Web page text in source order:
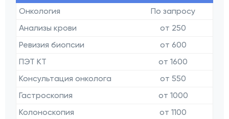
Онкология
По запросу
Анализы крови
от 250
Ревизия биопсии
от 600
ПЭТ КТ
от 1600
Консультация онколога
от 550
Гастроскопия
от 1000
Колоноскопия
от 1100